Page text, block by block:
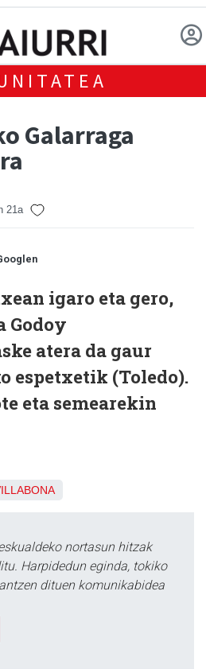
Galarraga
21a
igaro eta gero,
Godoy
atera da gaur
espetxetik (Toledo).
eta semearekin
nortasun hitzak
Harpidedun eginda, tokiko
dituen komunikabidea